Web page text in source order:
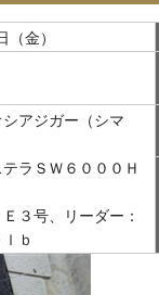
（金）
アジガー（シマ
ラＳＷ６０００Ｈ
３号、リーダー：
ｂ